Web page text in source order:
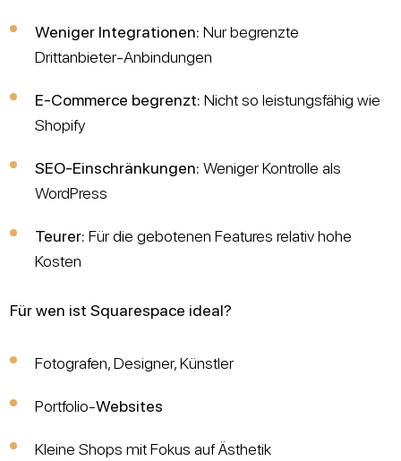
Weniger Integrationen: Nur begrenzte
Drittanbieter-Anbindungen
E-Commerce begrenzt: Nicht so leistungsfähig wie
Shopify
SEO-Einschränkungen: Weniger Kontrolle als
WordPress
Teurer: Für die gebotenen Features relativ hohe
Kosten
Für wen ist Squarespace ideal?
Fotografen, Designer, Künstler
Portfolio-Websites
Kleine Shops mit Fokus auf Ästhetik